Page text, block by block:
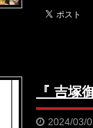
『 吉塚
2024/03/